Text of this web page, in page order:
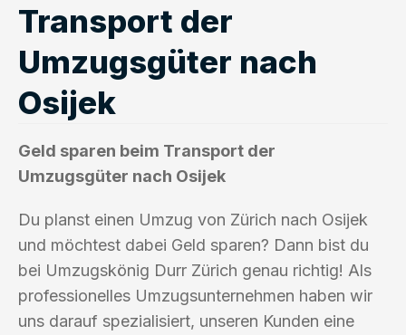
Transport der
Umzugsgüter nach
Osijek
Geld sparen beim Transport der
Umzugsgüter nach Osijek
Du planst einen Umzug von Zürich nach Osijek
und möchtest dabei Geld sparen? Dann bist du
bei Umzugskönig Durr Zürich genau richtig! Als
professionelles Umzugsunternehmen haben wir
uns darauf spezialisiert, unseren Kunden eine